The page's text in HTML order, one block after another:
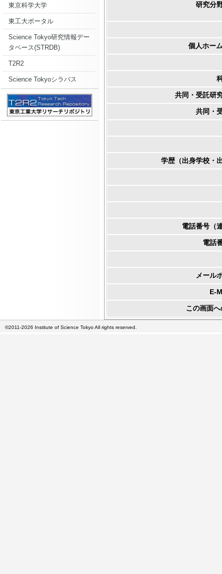
東京科学大学
東工大ポータル
Science Tokyo研究情報デー
タベース(STRDB)
T2R2
Science Tokyoシラバス
研究分
個人ホー
共同・受託研
共同・
学歴（出身学校・
電話番号（
電話
メール
E-
この画面
©2011-2026 Institute of Science Tokyo All rights reserved.